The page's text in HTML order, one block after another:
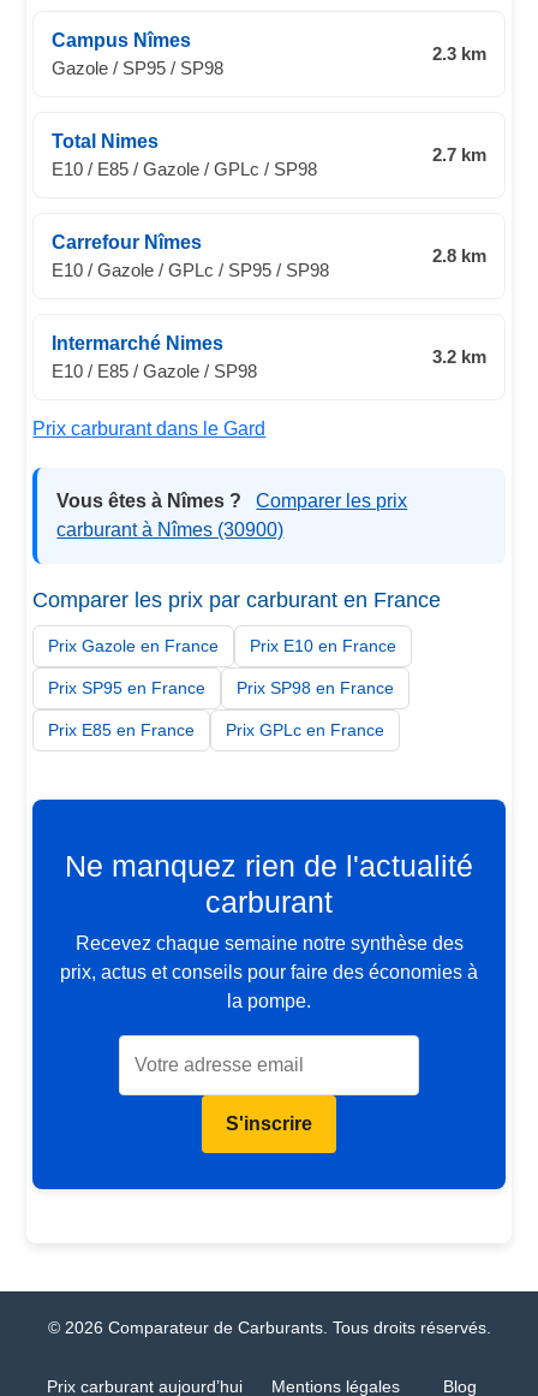
Campus Nîmes
Gazole / SP95 / SP98
2.3 km
Total Nimes
E10 / E85 / Gazole / GPLc / SP98
2.7 km
Carrefour Nîmes
E10 / Gazole / GPLc / SP95 / SP98
2.8 km
Intermarché Nimes
E10 / E85 / Gazole / SP98
3.2 km
Prix carburant dans le Gard
Vous êtes à Nîmes ?
Comparer les prix
carburant à Nîmes (30900)
Comparer les prix par carburant en France
Prix Gazole en France Prix E10 en France
Prix SP95 en France Prix SP98 en France
Prix E85 en France Prix GPLc en France
Ne manquez rien de l'actualité
carburant
Recevez chaque semaine notre synthèse des
prix, actus et conseils pour faire des économies à
la pompe.
S'inscrire
© 2026 Comparateur de Carburants. Tous droits réservés.
Prix carburant aujourd’hui Mentions légales Blog